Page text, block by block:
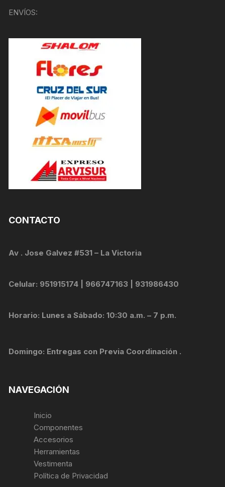
ENVÍOS:
CONTACTO
Av . Jose Galvez #531 – La Victoria
Celular: 951915174 | 966747163 | 931986430
Horario: Lunes a Sábado: 10:30 a.m. – 7 p.m.
Domingo: Entregas con Previa Coordinación .
NAVEGACIÓN
Inicio
Componentes
Accesorios
Herramientas
Vestimenta
Política de Privacidad